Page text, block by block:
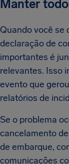
Manter
Quando você se
declaração de
importantes é
relevantes. Isso
evento que
relatórios de
Se o problema
cancelamento
de embarque,
comunicações